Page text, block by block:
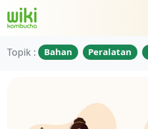
Topik : Bahan Peralatan